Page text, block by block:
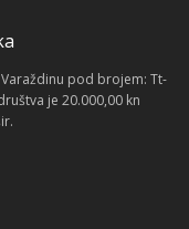
pod brojem: Tt-
je 20.000,00 kn